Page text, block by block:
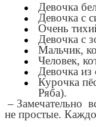
Девочка
Девочка с
Очень
Девочка с
Мальчик,
Человек,
Девочка из
Курочка
Ряба).
– Замечательно
не простые.